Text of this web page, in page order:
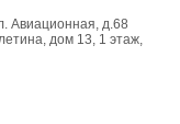
Авиационная, д.68
дом 13, 1 этаж,